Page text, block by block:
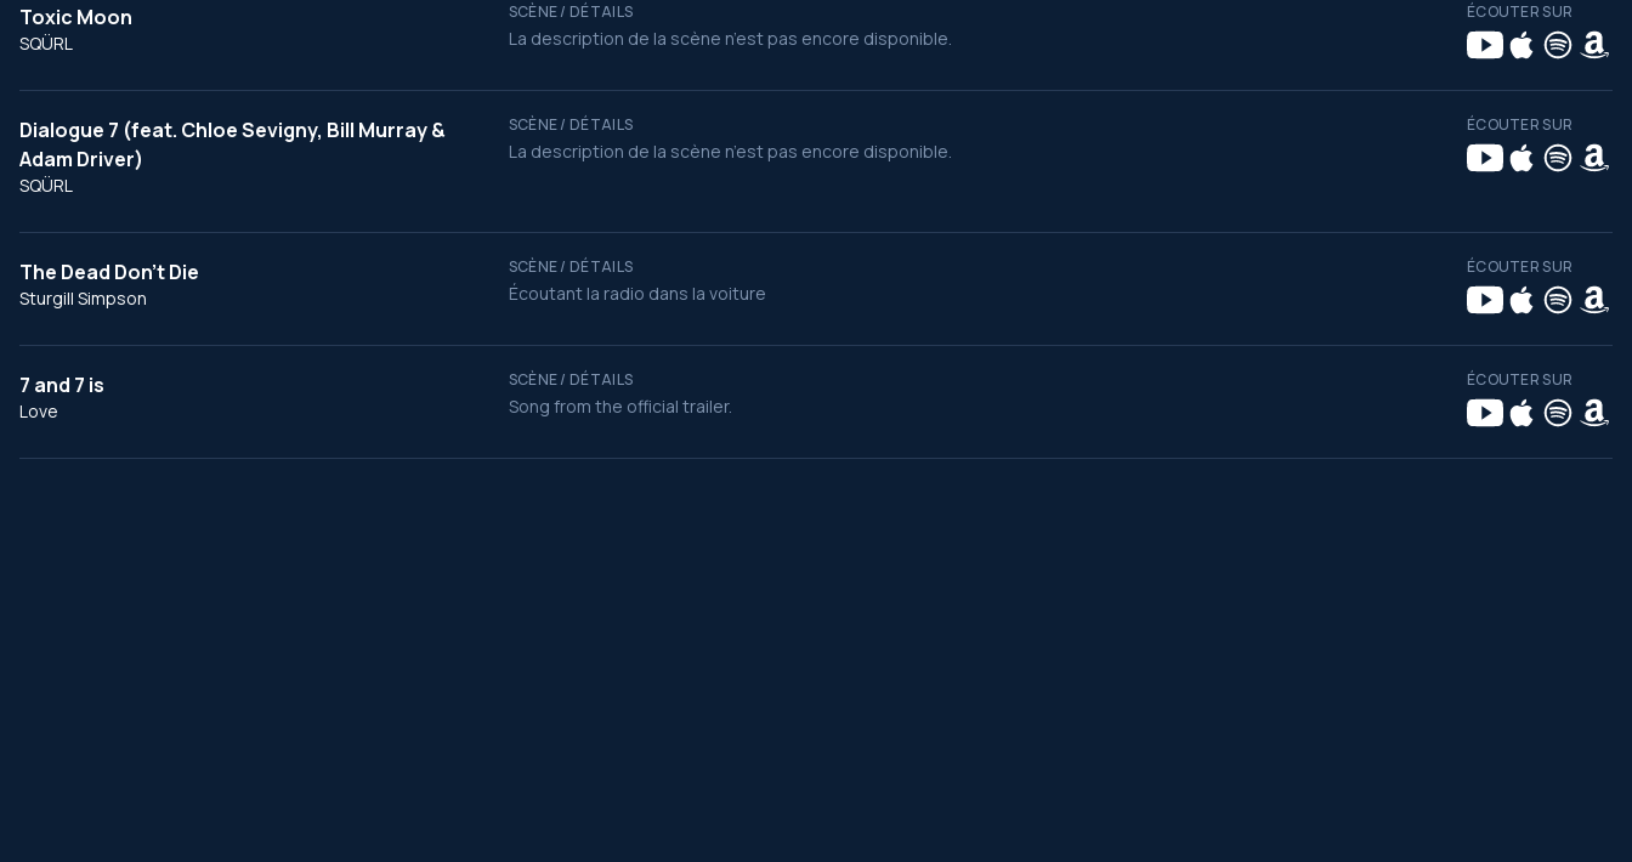
Toxic Moon
SQÜRL
SCÈNE / DÉTAILS
La description de la scène n’est pas encore disponible.
ÉCOUTER SUR
Dialogue 7 (feat. Chloe Sevigny, Bill Murray &
Adam Driver)
SQÜRL
SCÈNE / DÉTAILS
La description de la scène n’est pas encore disponible.
ÉCOUTER SUR
The Dead Don't Die
Sturgill Simpson
SCÈNE / DÉTAILS
Écoutant la radio dans la voiture
ÉCOUTER SUR
7 and 7 is
Love
SCÈNE / DÉTAILS
Song from the official trailer.
ÉCOUTER SUR